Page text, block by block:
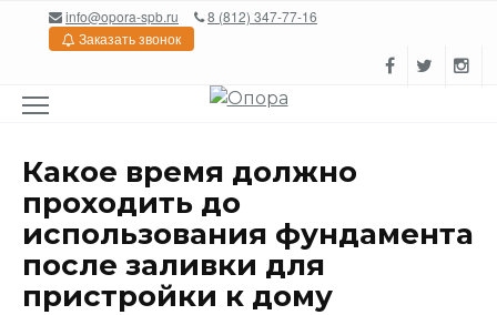
Перейтиinfo@opora-spb.ru
8 (812) 347-77-16
Заказать звонок
Какое время должно
проходить до
использования фундамента
после заливки для
пристройки к дому